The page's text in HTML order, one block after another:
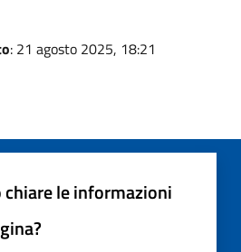
: 21 agosto 2025, 18:21
chiare le informazioni